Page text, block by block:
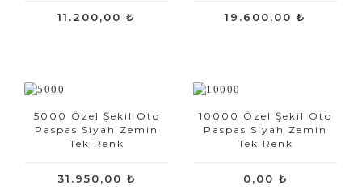
11.200,00 ₺ 19.600,00 ₺
5000 Özel Şekil Oto
Paspas Siyah Zemin
Tek Renk
31.950,00 ₺
10000 Özel Şekil Oto
Paspas Siyah Zemin
Tek Renk
0,00 ₺